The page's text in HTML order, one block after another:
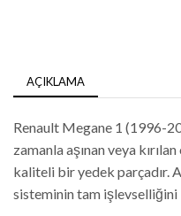
AÇIKLAMA
Renault Megane 1 (1996-
zamanla aşınan veya
kaliteli bir yedek parçadır.
sisteminin tam işlevselliğini